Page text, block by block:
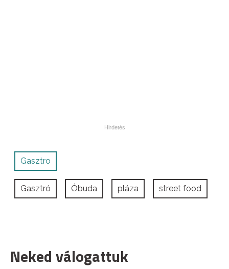
Gasztro
Gasztró Óbuda pláza street food
Neked válogattuk